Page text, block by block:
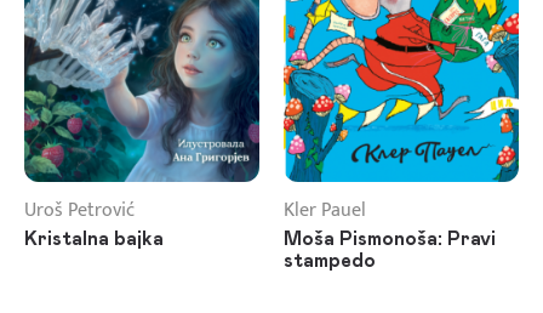
Uroš Petrović
Kristalna bajka
Kler Pauel
Moša Pismonoša: Pravi
stampedo